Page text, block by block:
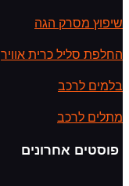
שיפוץ מסרק הגה
החלפת סליל כרית אוויר
בלמים לרכב
מתלים לרכב
פוסטים אחרונים